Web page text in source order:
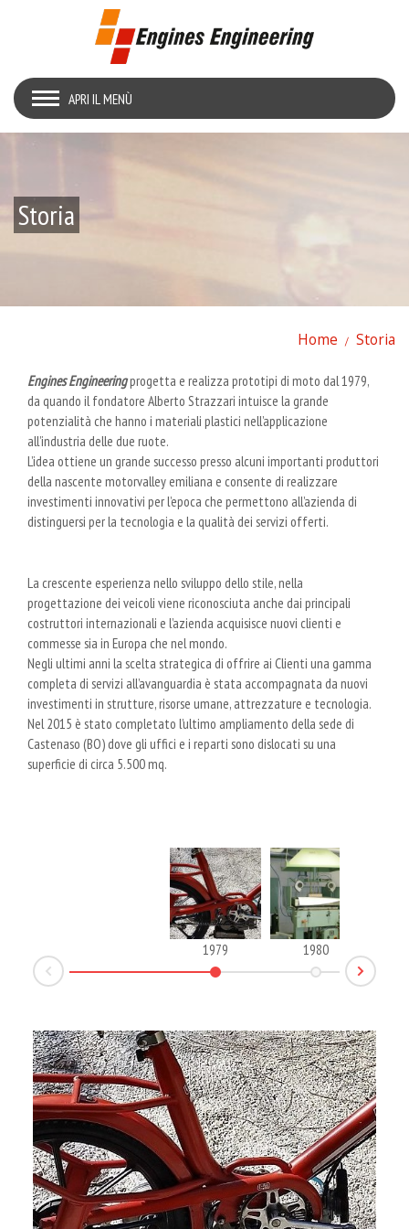
APRI IL MENÙ
Storia
Home Storia
Engines Engineeringprogetta e realizza prototipi di moto dal 1979,
da quando il fondatore Alberto Strazzari intuisce la grande
potenzialità che hanno i materiali plastici nell’applicazione
all’industria delle due ruote.
L’idea ottiene un grande successo presso alcuni importanti produttori
della nascente motorvalley emiliana e consente di realizzare
investimenti innovativi per l’epoca che permettono all’azienda di
distinguersi per la tecnologia e la qualità dei servizi offerti.
La crescente esperienza nello sviluppo dello stile, nella
progettazione dei veicoli viene riconosciuta anche dai principali
costruttori internazionali e l’azienda acquisisce nuovi clienti e
commesse sia in Europa che nel mondo.
Negli ultimi anni la scelta strategica di offrire ai Clienti una gamma
completa di servizi all’avanguardia è stata accompagnata da nuovi
investimenti in strutture, risorse umane, attrezzature e tecnologia.
Nel 2015 è stato completato l’ultimo ampliamento della sede di
Castenaso (BO) dove gli uffici e i reparti sono dislocati su una
superficie di circa 5.500 mq.
1979 1980
Prev Next